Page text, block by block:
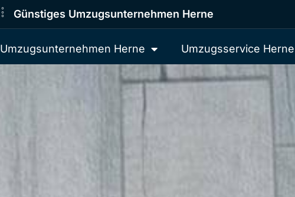
Günstiges Umzugsunternehmen Herne
Umzugsunternehmen Herne Umzugsservice Herne